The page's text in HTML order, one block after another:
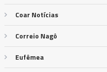
Coar Notícias
Correio Nagô
Eufêmea